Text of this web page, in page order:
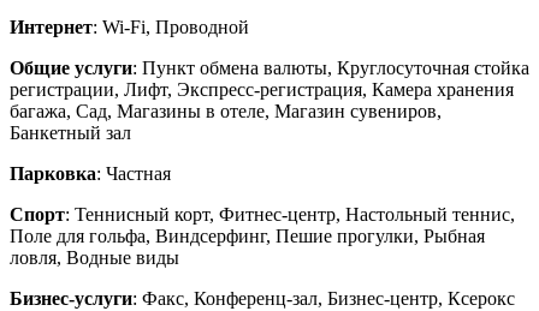
Интернет: Wi-Fi, Проводной
Общие услуги: Пункт обмена валюты, Круглосуточная стойка
регистрации, Лифт, Экспресс-регистрация, Камера хранения
багажа, Сад, Магазины в отеле, Магазин сувениров,
Банкетный зал
Парковка: Частная
Спорт: Теннисный корт, Фитнес-центр, Настольный теннис,
Поле для гольфа, Виндсерфинг, Пешие прогулки, Рыбная
ловля, Водные виды
Бизнес-услуги: Факс, Конференц-зал, Бизнес-центр, Ксерокс